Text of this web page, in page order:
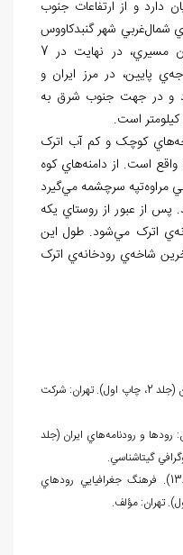
دارد و از ارتفاعات جنوب
غربي شهر گنبدکاووس
گيرد و پس از پيمودن مسيري، در نهايت در 7
ي پايين، در مرز ايران و
و در جهت جنوب شرق به
هاي کوچک و کم آب اترک
واقع است. از دامنههاي کوه
تپه سرچشمه ميگيرد
پس از عبور از روستاي يکه
ي اترک ميشود. طول اين
شاخهي رودخانهي اترک
هاي ايران (جلد 2، چاپ اول). تهران: شرکت
هاي ايران (جلد
• سازمان جغرافيايي نيروهاي مسلح. (1382). فرهنگ جغرافيايي رودهاي